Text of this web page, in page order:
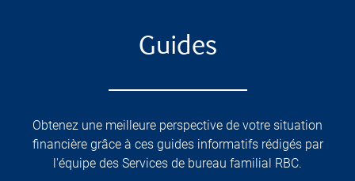
Guides
Obtenez une meilleure perspective de votre situation
financière grâce à ces guides informatifs rédigés par
l'équipe des Services de bureau familial RBC.